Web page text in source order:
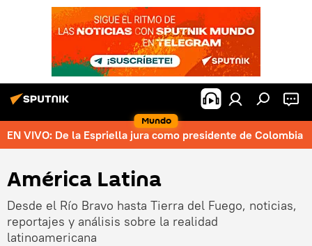
Mundo
EN VIVO: De la Espriella jura como presidente de Colombia
América Latina
Desde el Río Bravo hasta Tierra del Fuego, noticias,
reportajes y análisis sobre la realidad
latinoamericana